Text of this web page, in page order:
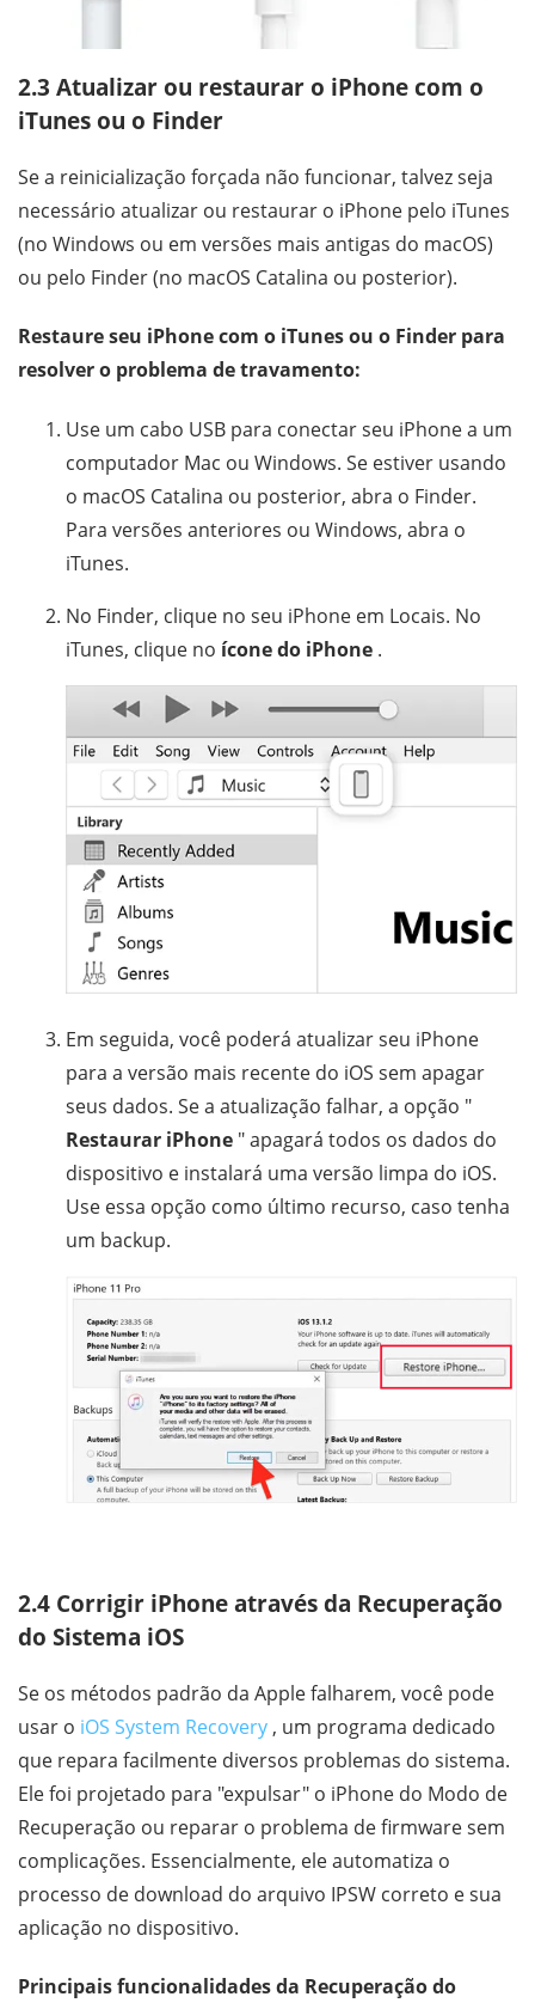
2.3 Atualizar ou restaurar o iPhone com o
iTunes ou o Finder
Se a reinicialização forçada não funcionar, talvez seja
necessário atualizar ou restaurar o iPhone pelo iTunes
(no Windows ou em versões mais antigas do macOS)
ou pelo Finder (no macOS Catalina ou posterior).
Restaure seu iPhone com o iTunes ou o Finder para
resolver o problema de travamento:
Use um cabo USB para conectar seu iPhone a um
computador Mac ou Windows. Se estiver usando
o macOS Catalina ou posterior, abra o Finder.
Para versões anteriores ou Windows, abra o
iTunes.
No Finder, clique no seu iPhone em Locais. No
iTunes, clique no ícone do iPhone .
Em seguida, você poderá atualizar seu iPhone
para a versão mais recente do iOS sem apagar
seus dados. Se a atualização falhar, a opção "
Restaurar iPhone " apagará todos os dados do
dispositivo e instalará uma versão limpa do iOS.
Use essa opção como último recurso, caso tenha
um backup.
2.4 Corrigir iPhone através da Recuperação
do Sistema iOS
Se os métodos padrão da Apple falharem, você pode
usar o iOS System Recovery , um programa dedicado
que repara facilmente diversos problemas do sistema.
Ele foi projetado para "expulsar" o iPhone do Modo de
Recuperação ou reparar o problema de firmware sem
complicações. Essencialmente, ele automatiza o
processo de download do arquivo IPSW correto e sua
aplicação no dispositivo.
Principais funcionalidades da Recuperação do